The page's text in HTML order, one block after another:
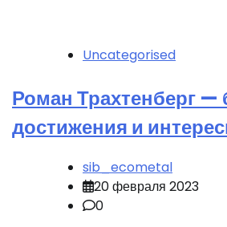
Uncategorised
Роман Трахтенберг —
достижения и
sib_ecometal
20 февраля 2023
0